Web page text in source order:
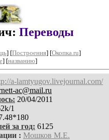
Переводы
] [Построения] [Окопка.ru]
] [названию]
a-lamtyugov.livejournal.com/
ac@mail.ru
20/04/2011
1
за год: 6125
: Мошков М.Е.